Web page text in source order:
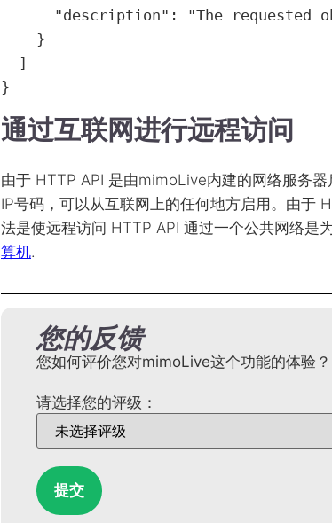
}
通过互联网进行远程访问
由于 HTTP API 是由mimoLive内建的网络服务器
IP号码，可以从互联网上的任何地方启用。由于
法是使远程访问 HTTP API 通过一个公共网络是
算机.
您的反馈
您如何评价您对mimoLive这个功能的体验？
请选择您的评级：
提交